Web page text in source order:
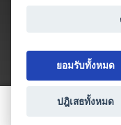
ยอมรับทั้งหมด
ปฎิเสธทั้งหมด